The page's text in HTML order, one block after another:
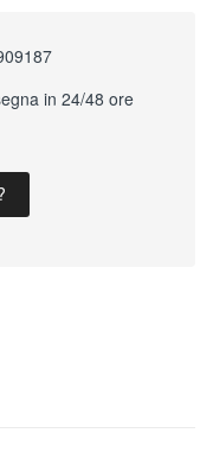
in 24/48 ore